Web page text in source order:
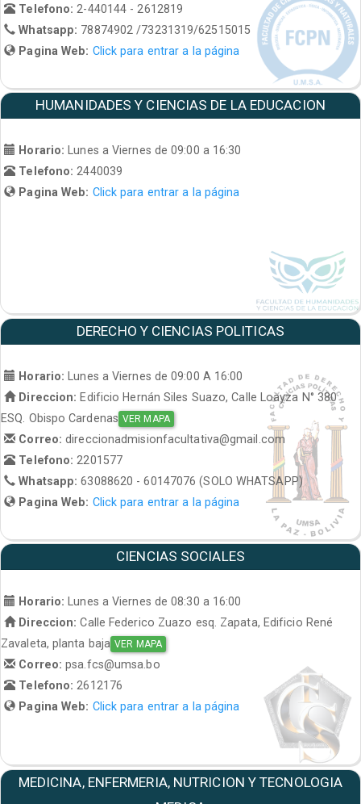
Telefono: 2-440144 - 2612819
Whatsapp: 78874902 /73231319/62515015
Pagina Web: Click para entrar a la página
HUMANIDADES Y CIENCIAS DE LA EDUCACION
Horario: Lunes a Viernes de 09:00 a 16:30
Telefono:2440039
Pagina Web: Click para entrar a la página
DERECHO Y CIENCIAS POLITICAS
Horario:
Lunes a Viernes de 09:00 A 16:00
Direccion: Edificio Hernán Siles Suazo, Calle Loayza N° 380
ESQ. Obispo Cardenas VER MAPA
Correo:direccionadmisionfacultativa@gmail.com
Telefono: 2201577
Whatsapp:63088620 - 60147076 (SOLO WHATSAPP)
Pagina Web: Click para entrar a la página
CIENCIAS SOCIALES
Horario:
Lunes a Viernes de 08:30 a 16:00
Direccion: Calle Federico Zuazo esq. Zapata, Edificio René
Zavaleta, planta baja VER MAPA
Correo:psa.fcs@umsa.bo
Telefono: 2612176
Pagina Web: Click para entrar a la página
MEDICINA, ENFERMERIA, NUTRICION Y TECNOLOGIA